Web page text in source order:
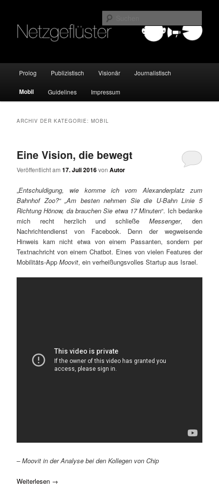
Netzgeflüster
Zum
Inhalt
Zum
sekundären
Prolog Publizistisch Visionär Journalistisch
Mobil Guidelines Impressum
ARCHIV DER KATEGORIE:MOBIL
Eine Vision, die bewegt
Veröffentlicht am17. Juli 2016vonAutor
„Entschuldigung, wie komme ich vom Alexanderplatz zum
Bahnhof Zoo?“ „Am besten nehmen Sie die U-Bahn Linie 5
Richtung Hönow, da brauchen Sie etwa 17 Minuten“. Ich bedanke
mich recht herzlich und schließeMessenger, den
Nachrichtendienst von Facebook. Denn der wegweisende
Hinweis kam nicht etwa von einem Passanten, sondern per
Textnachricht von einem Chatbot. Eines von vielen Features der
Mobilitäts-AppMoovit, ein verheißungsvolles Startup aus Israel.
– Moovit in der Analyse bei den Kollegen von Chip
Weiterlesen →